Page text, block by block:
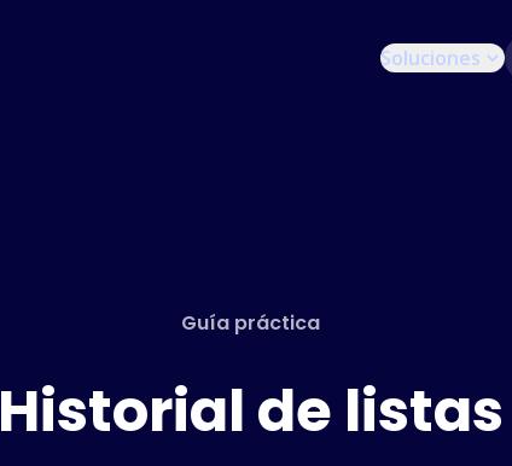
Soluciones
Guía práctica
Historial de listas